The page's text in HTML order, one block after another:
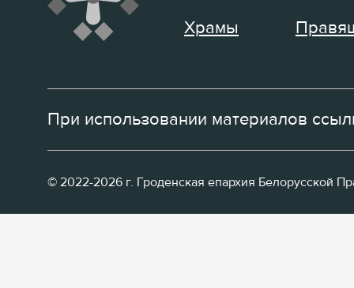
Храмы
При использовании материалов
© 2022-2026 г. Гроденская епархия Белорусской